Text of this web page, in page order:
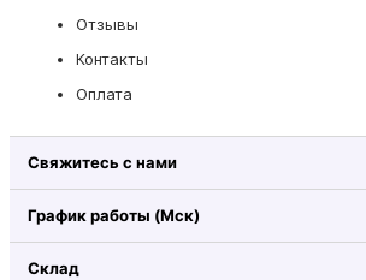
Отзывы
Контакты
Оплата
Свяжитесь с нами
График работы (Мск)
Склад